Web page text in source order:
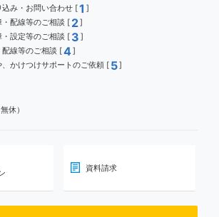
み・お問い合わせ [1 ]
配線等のご相談 [ 2]
設定等のご相談 [ 3 ]
配線等のご相談 [4]
かけつけサポートのご依頼 [ 5]
休）
資料請求